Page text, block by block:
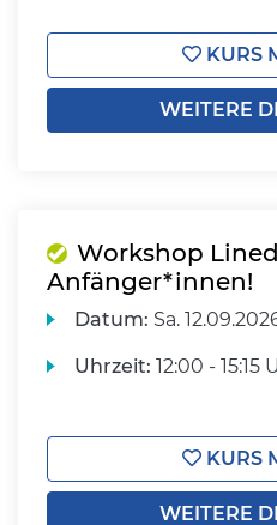
KURS
WEITERE
Workshop
Anfänger*innen!
Datum: Sa.
Uhrzeit: 12:00 - 15:15
KURS
WEITERE